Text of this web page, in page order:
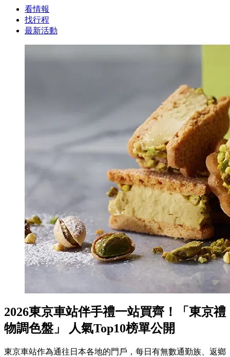
看情報
找行程
最新活動
2026東京車站伴手禮一站買齊！「東京禮
物調色盤」 人氣Top10榜單公開
東京車站作為通往日本各地的門戶，每日有無數通勤族、返鄉